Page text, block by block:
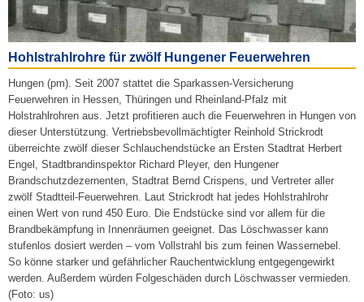
Hohlstrahlrohre für zwölf Hungener Feuerwehren
Hungen (pm). Seit 2007 stattet die Sparkassen-Versicherung
Feuerwehren in Hessen, Thüringen und Rheinland-Pfalz mit
Holstrahlrohren aus. Jetzt profitieren auch die Feuerwehren in Hungen von
dieser Unterstützung. Vertriebsbevollmächtigter Reinhold Strickrodt
überreichte zwölf dieser Schlauchendstücke an Ersten Stadtrat Herbert
Engel, Stadtbrandinspektor Richard Pleyer, den Hungener
Brandschutzdezernenten, Stadtrat Bernd Crispens, und Vertreter aller
zwölf Stadtteil-Feuerwehren. Laut Strickrodt hat jedes Hohlstrahlrohr
einen Wert von rund 450 Euro. Die Endstücke sind vor allem für die
Brandbekämpfung in Innenräumen geeignet. Das Löschwasser kann
stufenlos dosiert werden – vom Vollstrahl bis zum feinen Wassernebel.
So könne starker und gefährlicher Rauchentwicklung entgegengewirkt
werden. Außerdem würden Folgeschäden durch Löschwasser vermieden.
(Foto: us)